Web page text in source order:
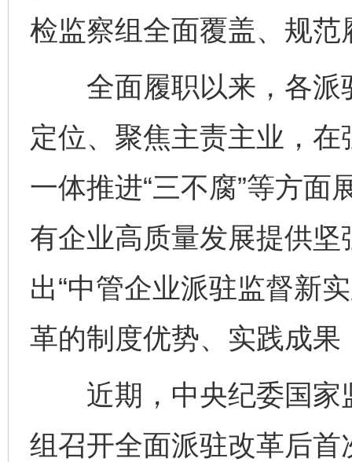
检监察组全面覆盖、规范
全面履职以来，各派
定位、聚焦主责主业，
一体推进“三不腐”等方
有企业高质量发展提供
出“中管企业派驻监督新
革的制度优势、实践成果
近期，中央纪委国家
组召开全面派驻改革后